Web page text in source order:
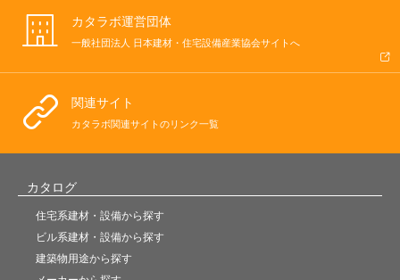
カタラボ運営団体
一般社団法人 日本建材・住宅設備産業協会サイトへ
関連サイト
カタラボ関連サイトのリンク一覧
カタログ
住宅系建材・設備から探す
ビル系建材・設備から探す
建築物用途から探す